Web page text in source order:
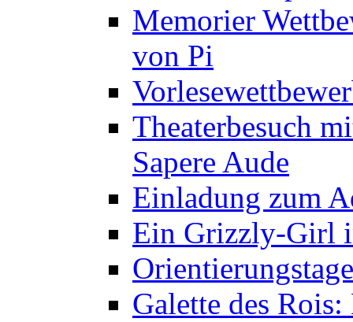
Memorier
von Pi
Theaterbesuch
Sapere Aude
Einladung zum
Ein Grizzly-Girl
Galette des